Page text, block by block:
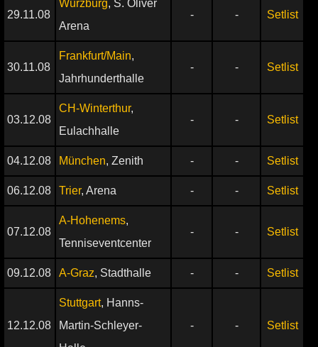
29.11.08
Würzburg, S. Oliver
Arena
- - Setlist
30.11.08
Frankfurt/Main,
Jahrhunderthalle
- - Setlist
03.12.08
CH-Winterthur,
Eulachhalle
- - Setlist
04.12.08 München, Zenith - - Setlist
06.12.08 Trier, Arena - - Setlist
07.12.08
A-Hohenems,
Tenniseventcenter
- - Setlist
09.12.08 A-Graz, Stadthalle - - Setlist
12.12.08
Stuttgart, Hanns-
Martin-Schleyer-
- - Setlist